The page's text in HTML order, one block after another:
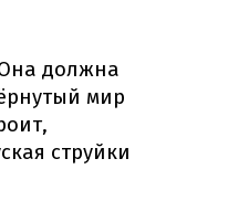
должна
мир
струйки